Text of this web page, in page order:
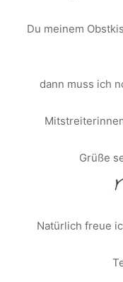
Du meinem
dann muss ich
Grüße
Natürlich freue